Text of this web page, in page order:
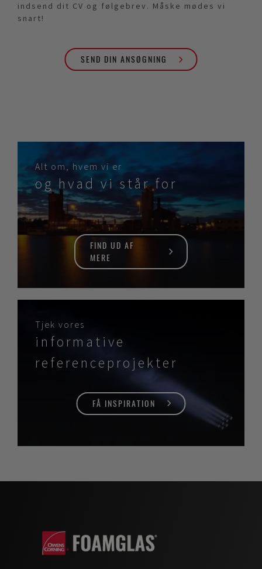
indsend dit CV og følgebrev. Måske mødes vi
snart!
SEND DIN ANSØGNING
Alt om, hvem vi er
og hvad vi står for
FIND UD AF
MERE
Tjek vores
informative
referenceprojekter
FÅ INSPIRATION